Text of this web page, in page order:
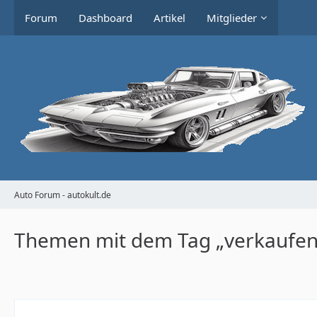
Forum Dashboard Artikel Mitglieder
Auto Forum - autokult.de
Themen mit dem Tag